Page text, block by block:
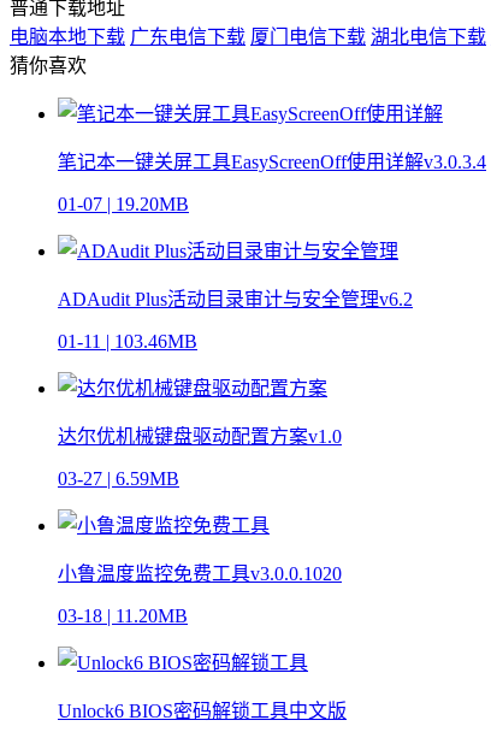
普通下载地址
电脑本地下载 广东电信下载 厦门电信下载 湖北电信下载
猜你喜欢
笔记本一键关屏工具EasyScreenOff使用详解v3.0.3.4
01-07 | 19.20MB
ADAudit Plus活动目录审计与安全管理v6.2
01-11 | 103.46MB
达尔优机械键盘驱动配置方案v1.0
03-27 | 6.59MB
小鲁温度监控免费工具v3.0.0.1020
03-18 | 11.20MB
Unlock6 BIOS密码解锁工具中文版